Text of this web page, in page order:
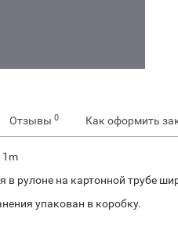
Отзывы 0 Как оформить
в рулоне на картонной трубе
упакован в коробку.